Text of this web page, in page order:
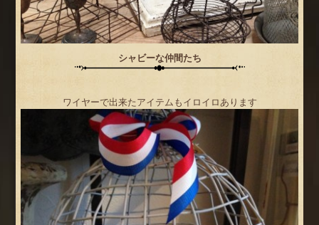
シャビーな仲間たち
ワイヤーで出来たアイテムもイロイロあります